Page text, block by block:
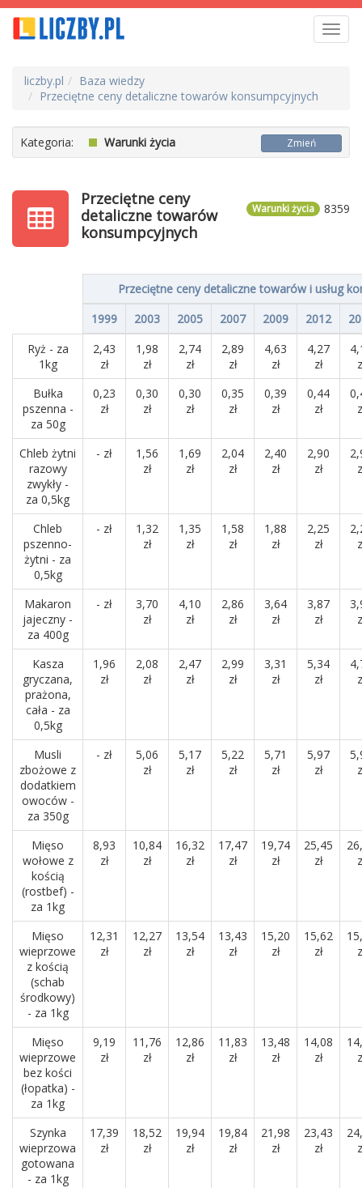
liczby.pl
Baza wiedzy
Przeciętne ceny detaliczne towarów konsumpcyjnych
Kategoria: Warunki życia Zmień
8359
Warunki życia
Przeciętne ceny
detaliczne towarów
konsumpcyjnych
Przeciętne ceny detaliczne towarów i usług
1999
2003 2005 2007 2009 2012
Ryż - za
1kg
2,43
zł
1,98
zł
2,74
zł
2,89
zł
4,63
zł
4,27
zł
Bułka
pszenna -
za 50g
0,23
zł
0,30
zł
0,30
zł
0,35
zł
0,39
zł
0,44
zł
Chleb żytni
razowy
zwykły -
za 0,5kg
- zł
1,56
zł
1,69
zł
2,04
zł
2,40
zł
2,90
zł
Chleb
pszenno-
żytni - za
0,5kg
- zł
1,32
zł
1,35
zł
1,58
zł
1,88
zł
2,25
zł
Makaron
jajeczny -
za 400g
- zł
3,70
zł
4,10
zł
2,86
zł
3,64
zł
3,87
zł
Kasza
gryczana,
prażona,
cała - za
0,5kg
1,96
zł
2,08
zł
2,47
zł
2,99
zł
3,31
zł
5,34
zł
Musli
zbożowe z
dodatkiem
owoców -
za 350g
- zł
5,06
zł
5,17
zł
5,22
zł
5,71
zł
5,97
zł
Mięso
wołowe z
kością
(rostbef) -
za 1kg
8,93
zł
10,84
zł
16,32
zł
17,47
zł
19,74
zł
25,45
zł
Mięso
wieprzowe
z kością
(schab
środkowy)
- za 1kg
12,31
zł
12,27
zł
13,54
zł
13,43
zł
15,20
zł
15,62
zł
Mięso
wieprzowe
bez kości
(łopatka) -
za 1kg
9,19
zł
11,76
zł
12,86
zł
11,83
zł
13,48
zł
14,08
zł
Szynka
wieprzowa
gotowana
- za 1kg
17,39
zł
18,52
zł
19,94
zł
19,84
zł
21,98
zł
23,43
zł